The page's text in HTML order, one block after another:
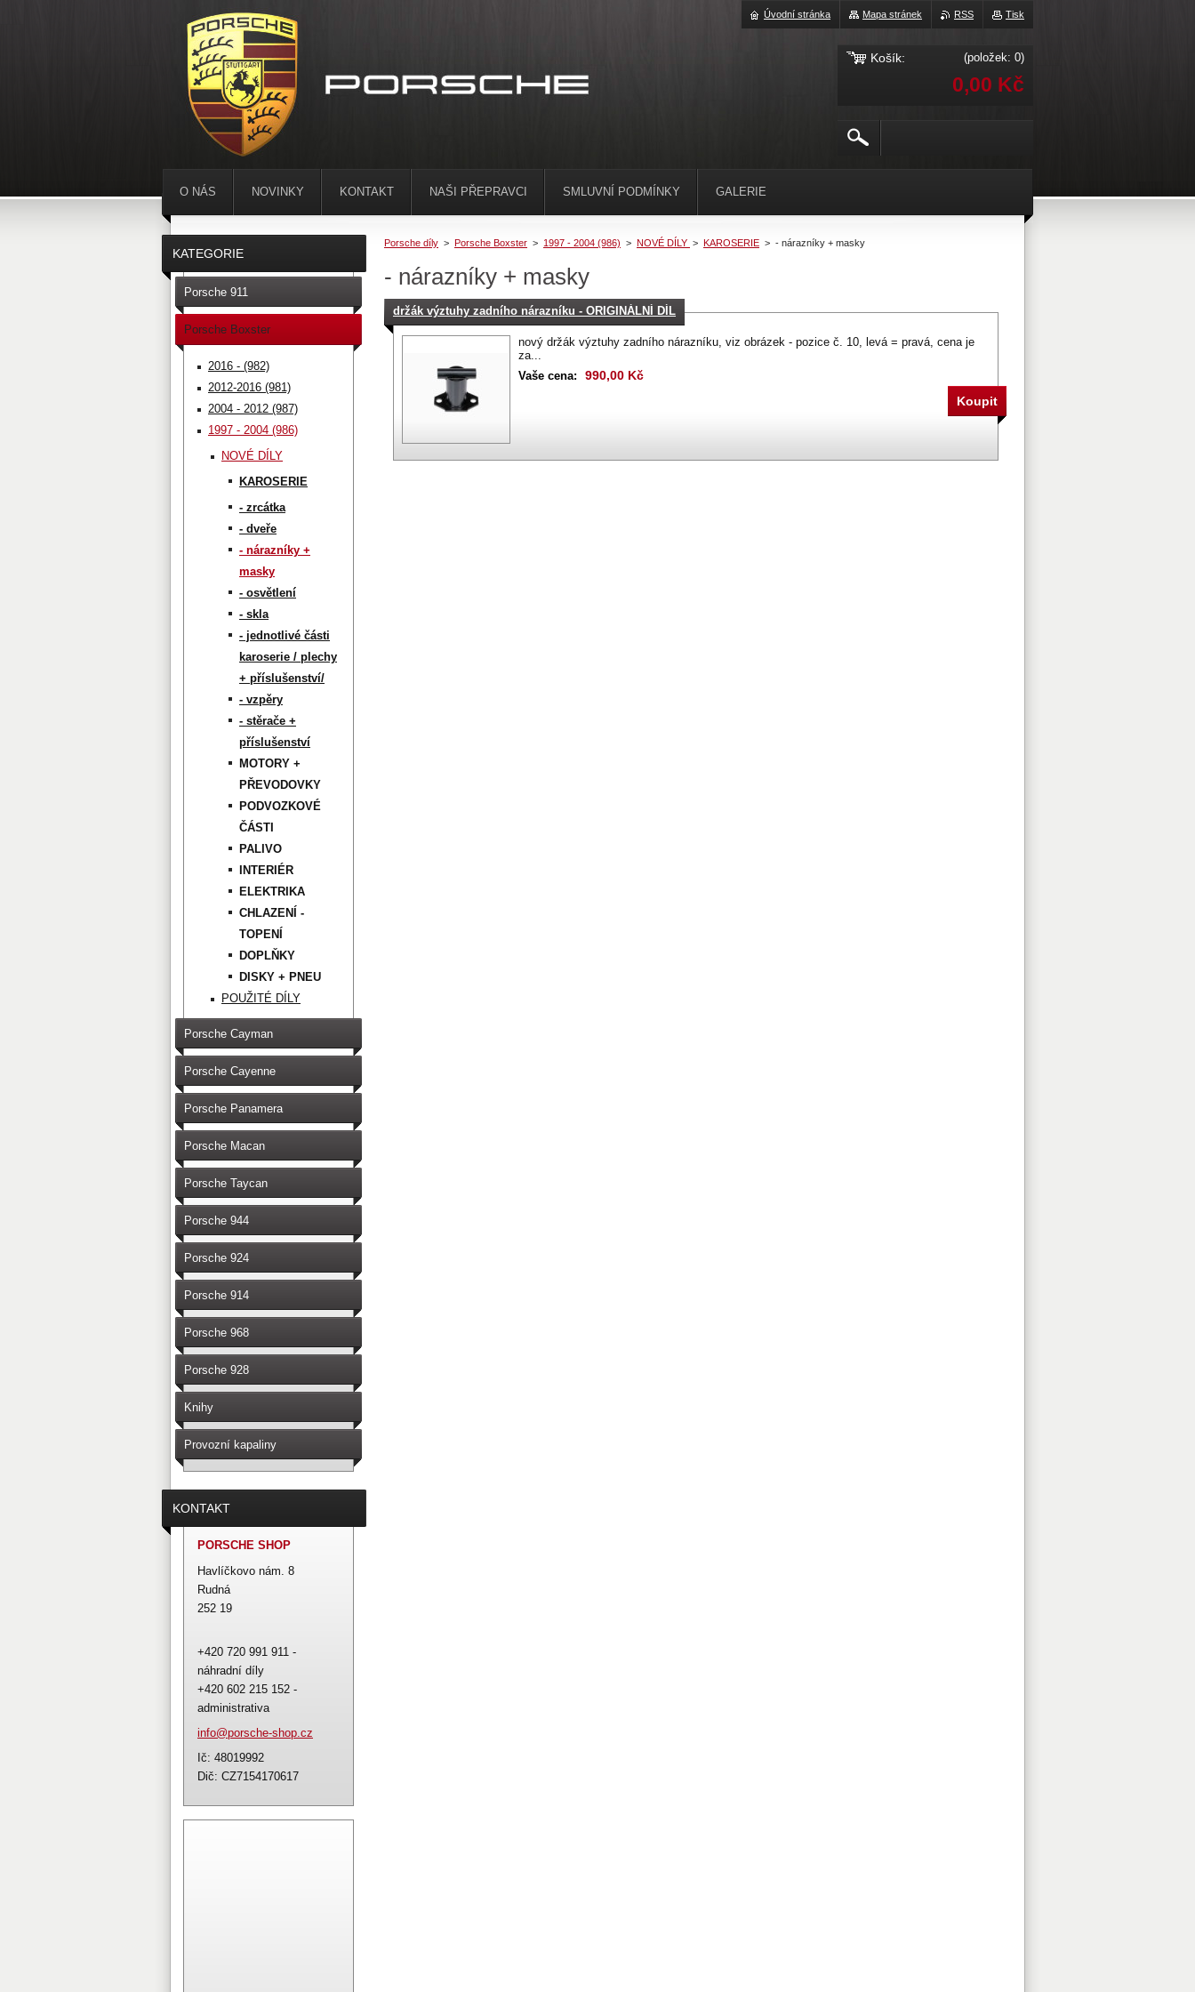
Porsche díly > Porsche Boxster > 1997 - 2004 (986) > NOVÉ DÍLY > KAROSERIE > - nárazníky + masky
- nárazníky + masky
držák výztuhy zadního nárazníku - ORIGINÁLNÍ DÍL
nový držák výztuhy zadního nárazníku, viz obrázek - pozice č. 10, levá = pravá, cena je
za...
Vaše cena:
990,00 Kč
KATEGORIE
Porsche 911
Porsche Boxster
2016 - (982)
2012-2016 (981)
2004 - 2012 (987)
1997 - 2004 (986)
NOVÉ DÍLY
KAROSERIE
- zrcátka
- dveře
- nárazníky +
masky
- osvětlení
- skla
- jednotlivé části
karoserie / plechy
+ příslušenství/
- vzpěry
- stěrače +
příslušenství
MOTORY +
PŘEVODOVKY
PODVOZKOVÉ
ČÁSTI
PALIVO
INTERIÉR
ELEKTRIKA
CHLAZENÍ -
TOPENÍ
DOPLŇKY
DISKY + PNEU
POUŽITÉ DÍLY
Porsche Cayman
Porsche Cayenne
Porsche Panamera
Porsche Macan
Porsche Taycan
Porsche 944
Porsche 924
Porsche 914
Porsche 968
Porsche 928
Knihy
Provozní kapaliny
KONTAKT
PORSCHE SHOP
Havlíčkovo nám. 8
Rudná
252 19
+420 720 991 911 -
náhradní díly
+420 602 215 152 -
administrativa
info@porsche-shop.cz
Ič: 48019992
Dič: CZ7154170617
O NÁS NOVINKY KONTAKT NAŠI PŘEPRAVCI SMLUVNÍ PODMÍNKY GALERIE
Tisk
RSS
Mapa stránek
Úvodní stránka
Košík: (položek: 0)
0,00 Kč